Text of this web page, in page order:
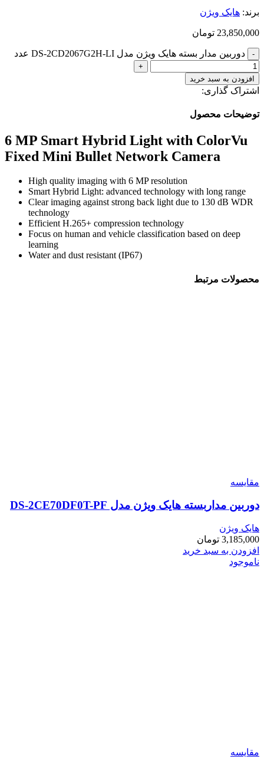
برند: هایک ویژن
23,850,000 تومان
دوربین مدار بسته هایک ویژن مدل DS-2CD2067G2H-LI عدد
افزودن به سبد خرید
اشتراک گذاری:
توضیحات محصول
6 MP Smart Hybrid Light with ColorVu
Fixed Mini Bullet Network Camera
High quality imaging with 6 MP resolution
Smart Hybrid Light: advanced technology with long range
Clear imaging against strong back light due to 130 dB WDR
technology
Efficient H.265+ compression technology
Focus on human and vehicle classification based on deep
learning
Water and dust resistant (IP67)
محصولات مرتبط
مقایسه
دوربین مداربسته هایک ویژن مدل DS-2CE70DF0T-PF
هایک ویژن
3,185,000 تومان
افزودن به سبد خرید
ناموجود
مقایسه